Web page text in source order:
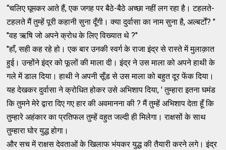
“चलिए घूमकर आते हैं, एक जगह पर बैठे-बैठे अच्छा नहीं लग रहा है। टहलते-
टहलते मैं तुम्हें पूरी कहानी सुना दूँगी। क्या दुर्वासा का नाम सुना है, अल्बर्टों? "
"वह ऋषि जो अपने क्रोध के लिए विख्यात थे ?"
"हाँ, सही कह रहे हो। एक बार उनकी स्वर्ग के राजा इंद्र से रास्ते में मुलाक़ात
हुई। उन्होंने इंद्र को फूलों की माला दी। इंद्र ने उस माला को अपने हाथी के
गले में डाल दिया। हाथी ने अपनी सूँड से उस माला को बहुत दूर फेंक दिया।
यह देखकर दुर्वासा ने क्रोधित होकर उसे अभिशाप दिया, ' तुम्हारा इतना घमंड
कि तुमने मेरे द्वारा दिए गए हार की अवमानना की ? मैं तुम्हें अभिशाप देता हूँ कि
तुम्हारे अहंकार का प्रतिफल तुम्हें वहुत जल्दी ही मिलेगा। राक्षसों के साथ
तुम्हारा घोर युद्ध होगा।
और सच में राक्षस देवताओं के खिलाफ भंयकर युद्ध की तैयारी करने लगे। इंद्र